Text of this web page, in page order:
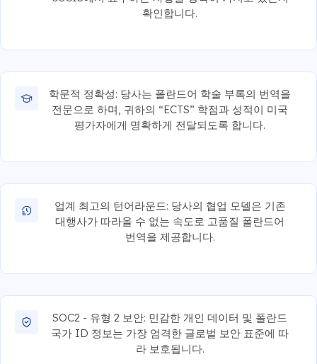
확인합니다.
학문적 정확성: 당사는 폴란드어 학술 부록의 번역을
전문으로 하며, 귀하의 “ECTS” 학점과 성적이 미국
평가자에게 명확하게 전달되도록 합니다.
업계 최고의 턴어라운드: 당사의 협업 모델은 기존
대행사가 따라올 수 없는 속도로 고품질 폴란드어
번역을 제공합니다.
SOC2 - 유형 2 보안: 민감한 개인 데이터 및 폴란드
국가 ID 정보는 가장 엄격한 글로벌 보안 표준에 따
라 보호됩니다.